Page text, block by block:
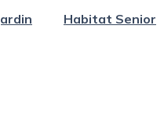
Habitat Senior